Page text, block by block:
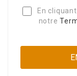
En
notre